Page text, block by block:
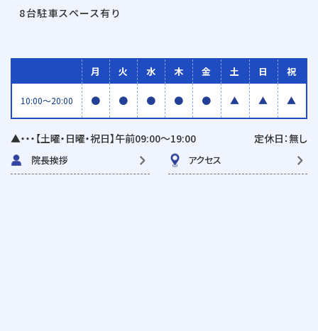
8台駐車スペース有り
月 火 水 木 金 土 日 祝
10:00〜20:00 ● ● ● ● ● ▲ ▲ ▲
▲・・・【土曜・日曜・祝日】午前09:00〜19:00 定休日：無し
院長挨拶 アクセス